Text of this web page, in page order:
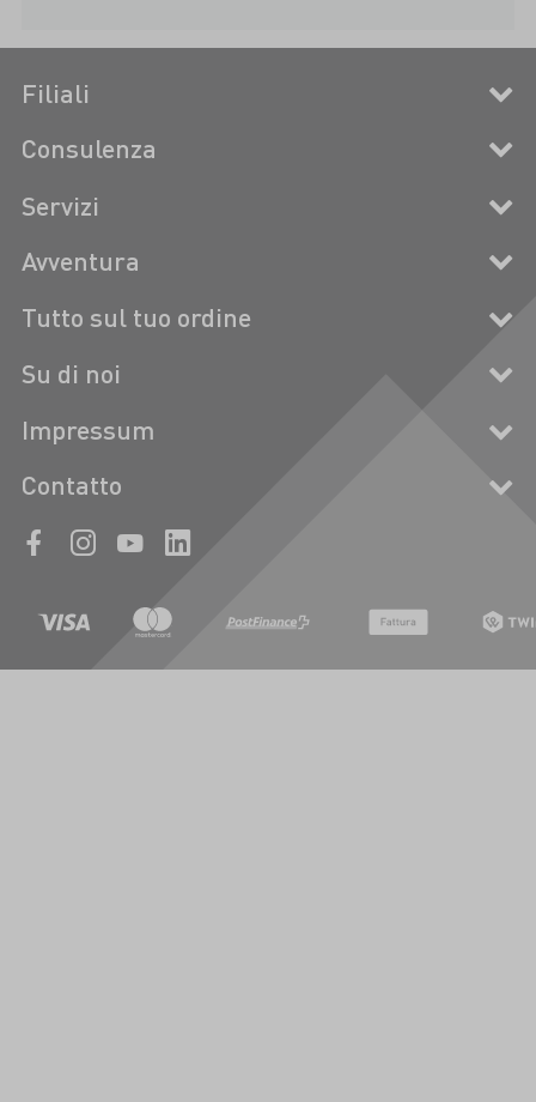
Filiali
Consulenza
Servizi
Avventura
Tutto sul tuo ordine
Su di noi
Impressum
Contatto